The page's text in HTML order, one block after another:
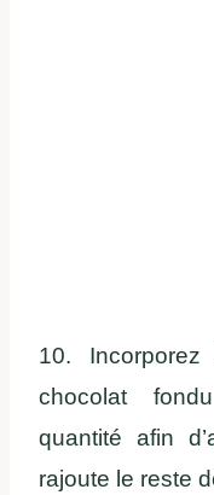
10.
chocolat
quantité afin
rajoute le reste